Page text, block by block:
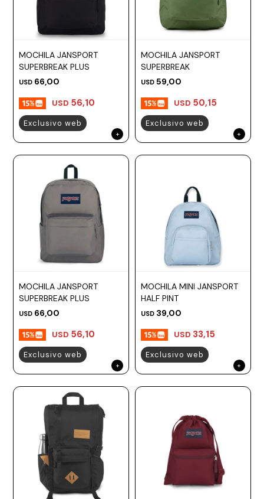
MOCHILA JANSPORT
SUPERBREAK PLUS
USD 66,00
USD 56,10
Exclusivo web
MOCHILA JANSPORT
SUPERBREAK
USD 59,00
USD 50,15
Exclusivo web
MOCHILA JANSPORT
SUPERBREAK PLUS
USD 66,00
USD 56,10
Exclusivo web
MOCHILA MINI JANSPORT
HALF PINT
USD 39,00
USD 33,15
Exclusivo web